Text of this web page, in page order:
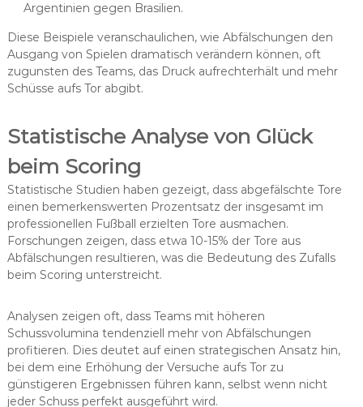
Argentinien gegen Brasilien.
Diese Beispiele veranschaulichen, wie Abfälschungen den
Ausgang von Spielen dramatisch verändern können, oft
zugunsten des Teams, das Druck aufrechterhält und mehr
Schüsse aufs Tor abgibt.
Statistische Analyse von Glück
beim Scoring
Statistische Studien haben gezeigt, dass abgefälschte Tore
einen bemerkenswerten Prozentsatz der insgesamt im
professionellen Fußball erzielten Tore ausmachen.
Forschungen zeigen, dass etwa 10-15% der Tore aus
Abfälschungen resultieren, was die Bedeutung des Zufalls
beim Scoring unterstreicht.
Analysen zeigen oft, dass Teams mit höheren
Schussvolumina tendenziell mehr von Abfälschungen
profitieren. Dies deutet auf einen strategischen Ansatz hin,
bei dem eine Erhöhung der Versuche aufs Tor zu
günstigeren Ergebnissen führen kann, selbst wenn nicht
jeder Schuss perfekt ausgeführt wird.